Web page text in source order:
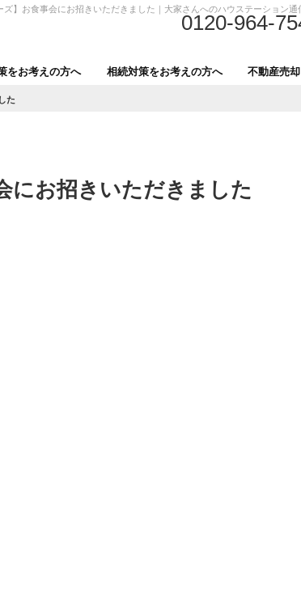
ズ】お食事会にお招きいただきました｜大家さんへのハウステーション通
0120-964-
をお考えの方へ 相続対策をお考えの方へ 不動産売
た
にお招きいただきました